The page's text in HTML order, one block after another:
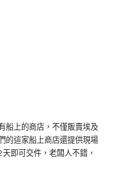
船上的商店，不僅販賣埃及
的這家船上商店還提供現場
即可交件，老闆人不錯，